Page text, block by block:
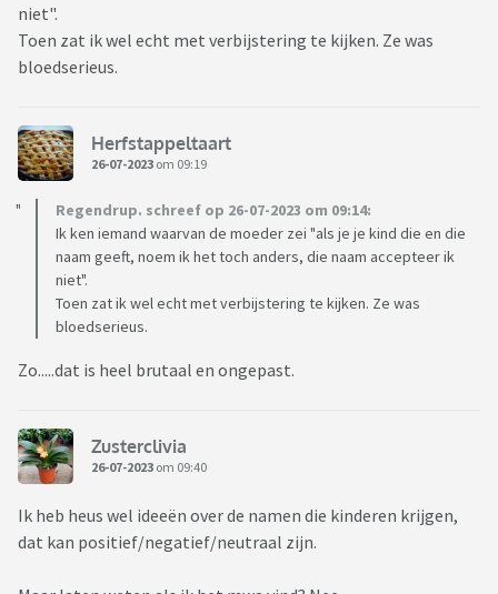
niet".
Toen zat ik wel echt met verbijstering te kijken. Ze was
bloedserieus.
Herfstappeltaart
26-07-2023 om 09:19
Regendrup. schreef op 26-07-2023 om 09:14:
Ik ken iemand waarvan de moeder zei "als je je kind die en die
naam geeft, noem ik het toch anders, die naam accepteer ik
niet".
Toen zat ik wel echt met verbijstering te kijken. Ze was
bloedserieus.
Zo.....dat is heel brutaal en ongepast.
Zusterclivia
26-07-2023 om 09:40
Ik heb heus wel ideeën over de namen die kinderen krijgen,
dat kan positief/negatief/neutraal zijn.